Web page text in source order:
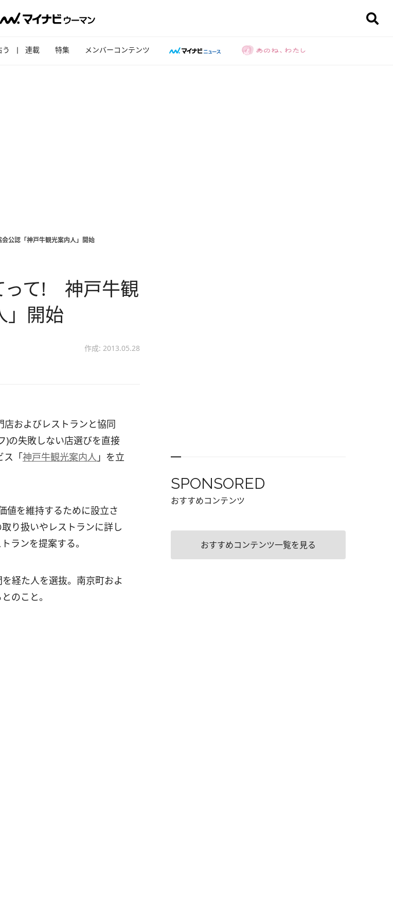
う 連載 特集 メンバーコンテンツ
公認「神戸牛観光案内人」開始
って! 神戸牛観
」開始
作成: 2013.05.28
およびレストランと協同
)の失敗しない店選びを直接
ス「神戸牛観光案内人 」を立
値を維持するために設立さ
り扱いやレストランに詳し
ランを提案する。
経た人を選抜。南京町およ
のこと。
SPONSORED
おすすめコンテンツ
おすすめコンテンツ一覧を見る